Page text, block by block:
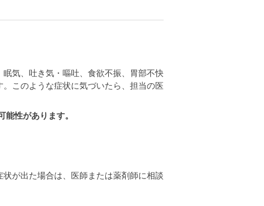
気、吐き気・嘔吐、食欲不振、胃部不快
このような症状に気づいたら、担当の医
能性があります。
が出た場合は、医師または薬剤師に相談